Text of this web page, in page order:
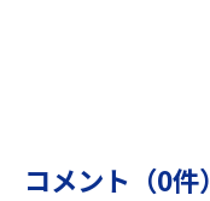
コメント（0件）